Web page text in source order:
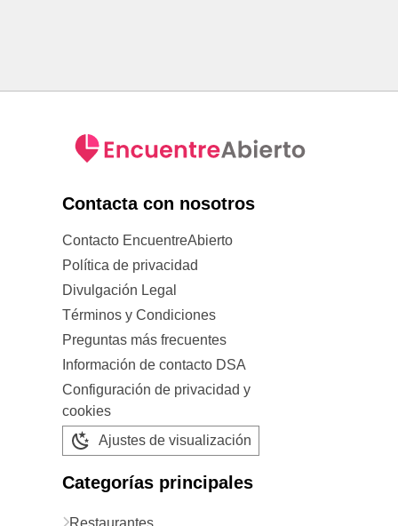
Contacta con nosotros
Contacto EncuentreAbierto
Política de privacidad
Divulgación Legal
Términos y Condiciones
Preguntas más frecuentes
Información de contacto DSA
Configuración de privacidad y
cookies
Ajustes de visualización
Categorías principales
Restaurantes